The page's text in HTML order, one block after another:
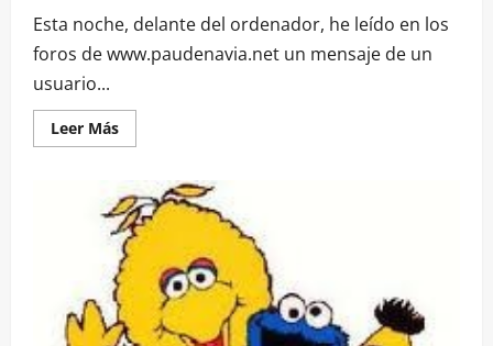
Esta noche, delante del ordenador, he leído en los
foros de www.paudenavia.net un mensaje de un
usuario...
Leer MásLeer
más
Navia
Rompió
Aguas